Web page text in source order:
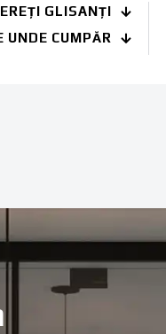
GLISANȚI
UNDE CUMPĂR